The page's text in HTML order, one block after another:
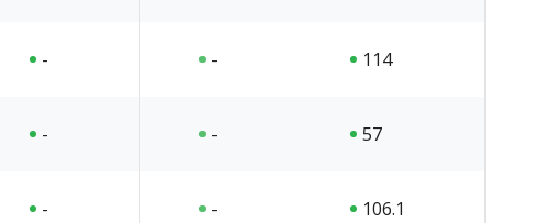
- - 114
- - 57
- - 106.1